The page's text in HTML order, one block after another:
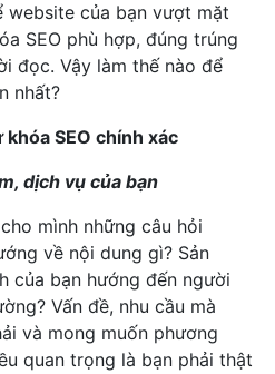
website của bạn vượt mặt
SEO phù hợp, đúng trúng
đọc. Vậy làm thế nào để
nhất?
SEO chính xác
dịch vụ của bạn
mình những câu hỏi
về nội dung gì? Sản
của bạn hướng đến người
Vấn đề, nhu cầu mà
và mong muốn phương
quan trọng là bạn phải thật